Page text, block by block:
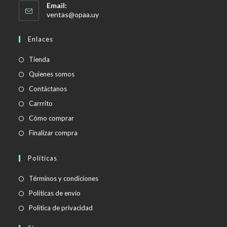
Email:
ventas@opaa.uySe
Enlaces
Tienda
Quienes somos
Contáctanos
Carrrito
Cómo comprar
Finalizar compra
Políticas
Términos y condicionesSe
Políticas de envío
abre
Política de privacidad